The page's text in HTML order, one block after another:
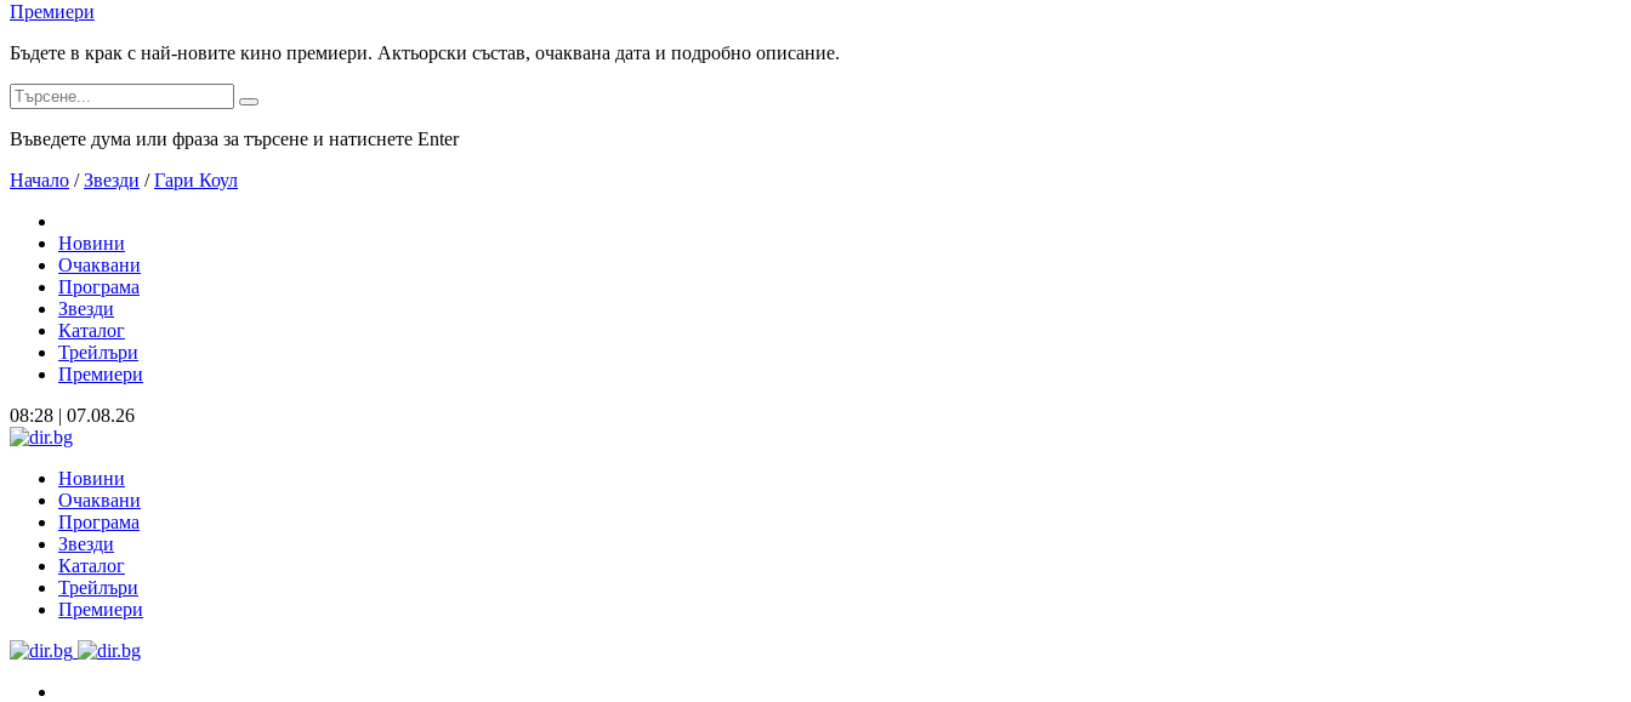
Премиери
Бъдете в крак с най-новите кино премиери. Актьорски състав, очаквана дата и подробно описание.
Въведете дума или фраза за търсене и натиснете Enter
Начало / Звезди / Гари Коул
Новини
Очаквани
Програма
Звезди
Каталог
Трейлъри
Премиери
08:28 | 07.08.26
Новини
Очаквани
Програма
Звезди
Каталог
Трейлъри
Премиери